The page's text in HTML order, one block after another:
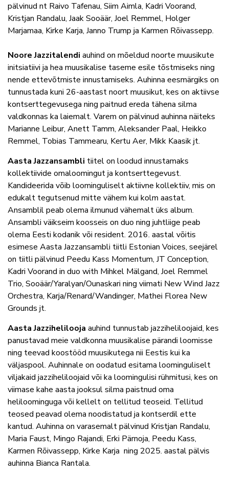
pälvinud nt Raivo Tafenau, Siim Aimla, Kadri Voorand,
Kristjan Randalu, Jaak Sooäär, Joel Remmel, Holger
Marjamaa, Kirke Karja, Janno Trump ja Karmen Rõivassepp.
Noore Jazzitalendi auhind on mõeldud noorte muusikute
initsiatiivi ja hea muusikalise taseme esile tõstmiseks ning
nende ettevõtmiste innustamiseks. Auhinna eesmärgiks on
tunnustada kuni 26-aastast noort muusikut, kes on aktiivse
kontserttegevusega ning paitnud ereda tähena silma
valdkonnas ka laiemalt. Varem on pälvinud auhinna näiteks
Marianne Leibur, Anett Tamm, Aleksander Paal, Heikko
Remmel, Tobias Tammearu, Kertu Aer, Mikk Kaasik jt.
Aasta Jazzansambli tiitel on loodud innustamaks
kollektiivide omaloomingut ja kontserttegevust.
Kandideerida võib loominguliselt aktiivne kollektiiv, mis on
edukalt tegutsenud mitte vähem kui kolm aastat.
Ansamblil peab olema ilmunud vähemalt üks album.
Ansambli väikseim koosseis on duo ning juhtliige peab
olema Eesti kodanik või resident. 2016. aastal võitis
esimese Aasta Jazzansambli tiitli Estonian Voices, seejärel
on tiitli pälvinud Peedu Kass Momentum, JT Conception,
Kadri Voorand in duo with Mihkel Mälgand, Joel Remmel
Trio, Sooäär/Yaralyan/Ounaskari ning viimati New Wind Jazz
Orchestra, Karja/Renard/Wandinger, Mathei Florea New
Grounds jt.
Aasta Jazzihelilooja auhind tunnustab jazziheliloojaid, kes
panustavad meie valdkonna muusikalise pärandi loomisse
ning teevad koostööd muusikutega nii Eestis kui ka
väljaspool. Auhinnale on oodatud esitama loominguliselt
viljakaid jazziheliloojaid või ka loomingulisi rühmitusi, kes on
viimase kahe aasta jooksul silma paistnud oma
heliloominguga või kellelt on tellitud teoseid. Tellitud
teosed peavad olema noodistatud ja kontserdil ette
kantud. Auhinna on varasemalt pälvinud Kristjan Randalu,
Maria Faust, Mingo Rajandi, Erki Pärnoja, Peedu Kass,
Karmen Rõivassepp, Kirke Karja ning 2025. aastal pälvis
auhinna Bianca Rantala.